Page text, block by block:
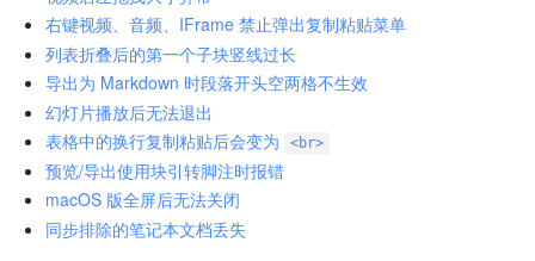
右键视频、音频、IFrame 禁止弹出复制粘贴菜单
列表折叠后的第一个子块竖线过长
导出为 Markdown 时段落开头空两格不生效
幻灯片播放后无法退出
表格中的换行复制粘贴后会变为
<br>
预览/导出使用块引转脚注时报错
macOS 版全屏后无法关闭
同步排除的笔记本文档丢失